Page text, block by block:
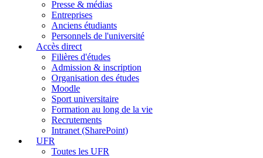
Presse & médias
Entreprises
Anciens étudiants
Personnels de l'université
Accès direct
Filières d'études
Admission & inscription
Organisation des études
Moodle
Sport universitaire
Formation au long de la vie
Recrutements
Intranet (SharePoint)
UFR
Toutes les UFR